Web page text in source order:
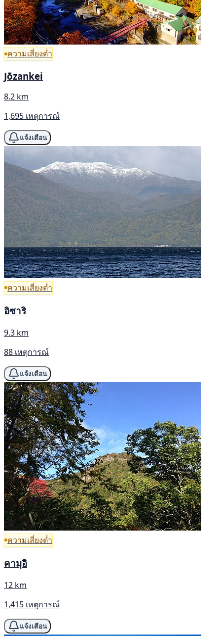
ความเสี่ยงต่ำ
Jōzankei
8.2 km
1,695 เหตุการณ์
แจ้งเตือน
ความเสี่ยงต่ำ
อิซาริ
9.3 km
88 เหตุการณ์
แจ้งเตือน
ความเสี่ยงต่ำ
คามุอิ
12 km
1,415 เหตุการณ์
แจ้งเตือน